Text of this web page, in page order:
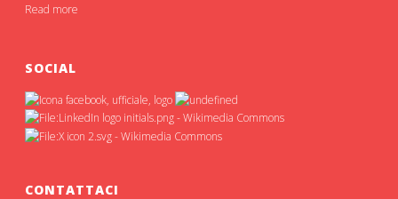
Read more
SOCIAL
CONTATTACI